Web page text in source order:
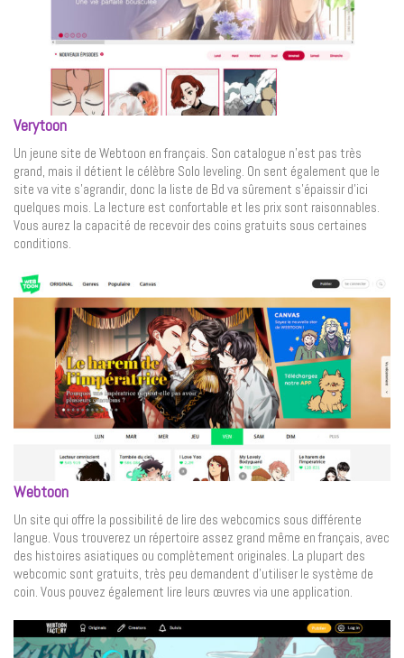
Verytoon
Un jeune site de Webtoon en français. Son catalogue n’est pas très
grand, mais il détient le célèbre Solo leveling. On sent également que le
site va vite s’agrandir, donc la liste de Bd va sûrement s’épaissir d’ici
quelques mois. La lecture est confortable et les prix sont raisonnables.
Vous aurez la capacité de recevoir des coins gratuits sous certaines
conditions.
Webtoon
Un site qui offre la possibilité de lire des webcomics sous différente
langue. Vous trouverez un répertoire assez grand même en français, avec
des histoires asiatiques ou complètement originales. La plupart des
webcomic sont gratuits, très peu demandent d’utiliser le système de
coin. Vous pouvez également lire leurs œuvres via une application.